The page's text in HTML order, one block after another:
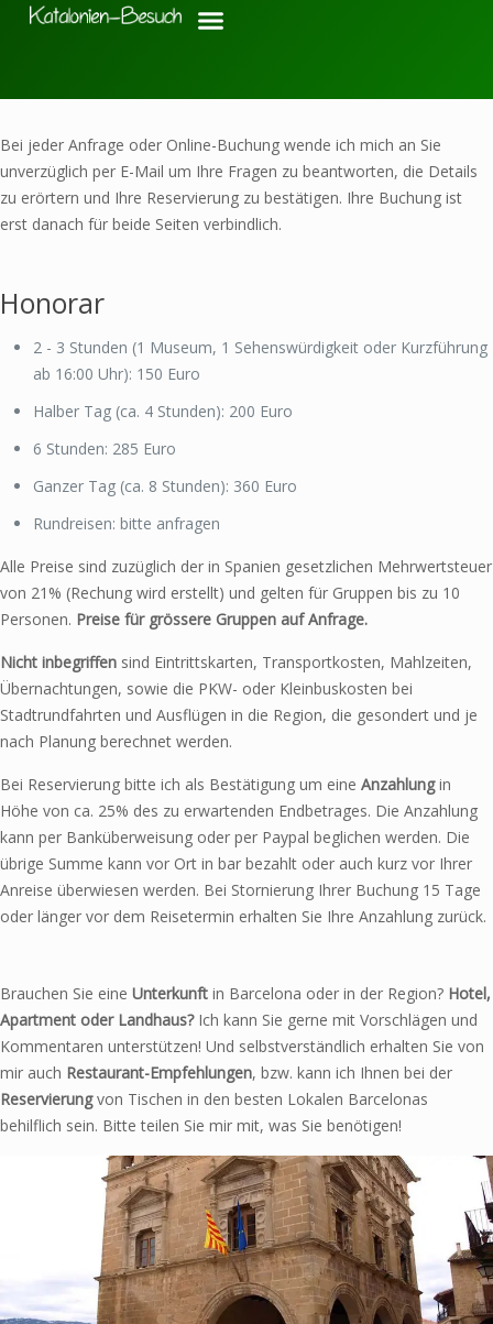
Bei jeder Anfrage oder Online-Buchung wende ich mich an Sie
unverzüglich per E-Mail um Ihre Fragen zu beantworten, die Details
zu erörtern und Ihre Reservierung zu bestätigen. Ihre Buchung ist
erst danach für beide Seiten verbindlich.
Honorar
2 - 3 Stunden (1 Museum, 1 Sehenswürdigkeit oder Kurzführung
ab 16:00 Uhr): 150 Euro
Halber Tag (ca. 4 Stunden): 200 Euro
6 Stunden: 285 Euro
Ganzer Tag (ca. 8 Stunden): 360 Euro
Rundreisen: bitte anfragen
Alle Preise sind zuzüglich der in Spanien gesetzlichen Mehrwertsteuer
von 21% (Rechung wird erstellt) und gelten für Gruppen bis zu 10
Personen. Preise für grössere Gruppen auf Anfrage.
Nicht inbegriffen sind Eintrittskarten, Transportkosten, Mahlzeiten,
Übernachtungen, sowie die PKW- oder Kleinbuskosten bei
Stadtrundfahrten und Ausflügen in die Region, die gesondert und je
nach Planung berechnet werden.
Bei Reservierung bitte ich als Bestätigung um eine Anzahlungin
Höhe von ca. 25% des zu erwartenden Endbetrages. Die Anzahlung
kann per Banküberweisung oder per Paypal beglichen werden. Die
übrige Summe kann vor Ort in bar bezahlt oder auch kurz vor Ihrer
Anreise überwiesen werden. Bei Stornierung Ihrer Buchung 15 Tage
oder länger vor dem Reisetermin erhalten Sie Ihre Anzahlung zurück.
Brauchen Sie eine Unterkunft in Barcelona oder in der Region? Hotel,
Apartment oder Landhaus?Ich kann Sie gerne mit Vorschlägen und
Kommentaren unterstützen! Und selbstverständlich erhalten Sie von
mir auch Restaurant-Empfehlungen, bzw. kann ich Ihnen bei der
Reservierungvon Tischen in den besten Lokalen Barcelonas
behilflich sein. Bitte teilen Sie mir mit, was Sie benötigen!